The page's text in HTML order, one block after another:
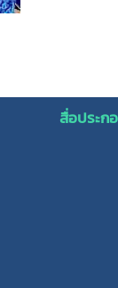
สื่อประก